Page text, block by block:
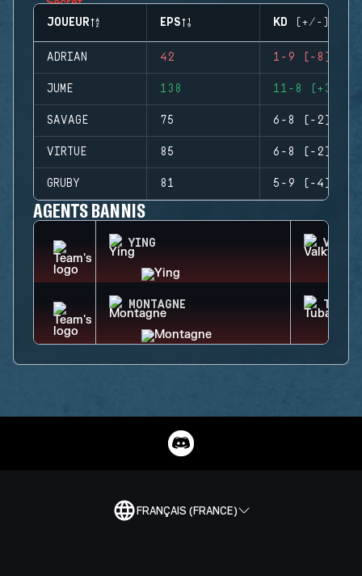
JOUEUR EPS KD (+/-)
ADRIAN 42 1-9 (-8)
JUME 138 11-8 (+3)
SAVAGE 75 6-8 (-2)
VIRTUE 85 6-8 (-2)
GRUBY 81 5-9 (-4)
AGENTS BANNIS
YING
MONTAGNE
FRANÇAIS (FRANCE)